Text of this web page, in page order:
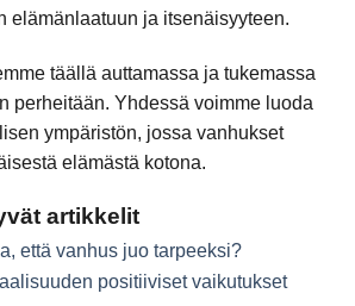
elämänlaatuun ja itsenäisyyteen.
täällä auttamassa ja tukemassa
perheitään. Yhdessä voimme luoda
ympäristön, jossa vanhukset
elämästä kotona.
artikkelit
että vanhus juo tarpeeksi?
positiiviset vaikutukset